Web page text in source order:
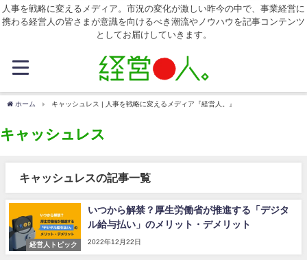
人事を戦略に変えるメディア。市況の変化が激しい昨今の中で、事業経営に
携わる経営人の皆さまが意識を向けるべき潮流やノウハウを記事コンテンツ
としてお届けしていきます。
ホーム キャッシュレス | 人事を戦略に変えるメディア『経営人。』
キャッシュレス
キャッシュレスの記事一覧
経営人トピック
いつから解禁？厚生労働省が推進する「デジタ
ル給与払い」のメリット・デメリット
2022年12月22日